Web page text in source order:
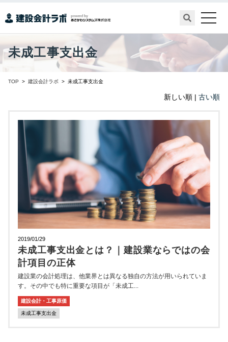
toggle
未成工事支出金
TOP > 建設会計ラボ > 未成工事支出金
新しい順 | 古い順
2019/01/29
未成工事支出金とは？｜建設業ならではの会
計項目の正体
建設業の会計処理は、他業界とは異なる独自の方法が用いられていま
す。その中でも特に重要な項目が「未成工...
建設会計・工事原価
未成工事支出金